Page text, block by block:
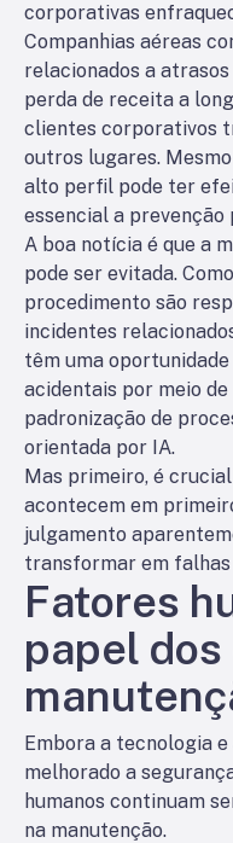
corporativas
Companhias aéreas
relacionados a atrasos
perda de receita a
clientes corporativos
outros lugares.
alto perfil pode ter
essencial a
A boa notícia é que a
pode ser evitada.
procedimento são
incidentes
têm uma
acidentais por meio
padronização de
orientada por IA.
Mas primeiro, é
acontecem em
julgamento
transformar em falhas
Fatores
papel
Embora a tecnologia
melhorado a
humanos continuam
na manutenção.